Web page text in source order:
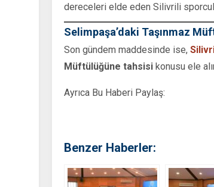
dereceleri elde eden Silivrili
Selimpaşa’daki Taşınmaz
Son gündem maddesinde ise,
Müftülüğüne tahsisi konusu ele
Ayrıca Bu Haberi Paylaş:
Benzer Haberler: